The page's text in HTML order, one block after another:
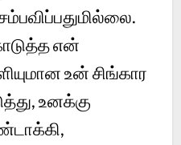
என்
உன் சிங்கார
உனக்கு